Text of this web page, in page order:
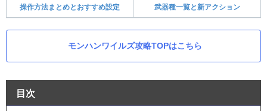
操作方法まとめとおすすめ設定 武器種一覧と新アクション
モンハンワイルズ攻略TOPはこちら
目次